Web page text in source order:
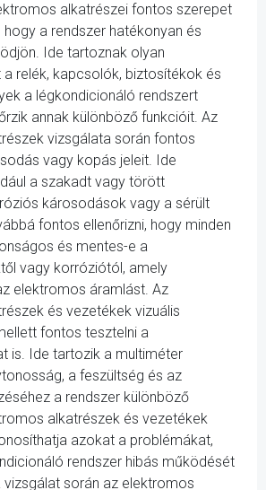
alkatrészei fontos szerepet
hogy a rendszer hatékonyan és
Ide tartoznak olyan
a relék, kapcsolók, biztosítékok és
a légkondicionáló rendszert
annak különböző funkcióit. Az
vizsgálata során fontos
vagy kopás jeleit. Ide
a szakadt vagy törött
károsodások vagy a sérült
fontos ellenőrizni, hogy minden
és mentes-e a
vagy korróziótól, amely
elektromos áramlást. Az
és vezetékek vizuális
fontos tesztelni a
is. Ide tartozik a multiméter
a feszültség és az
a rendszer különböző
alkatrészek és vezetékek
azokat a problémákat,
rendszer hibás működését
vizsgálat során az elektromos